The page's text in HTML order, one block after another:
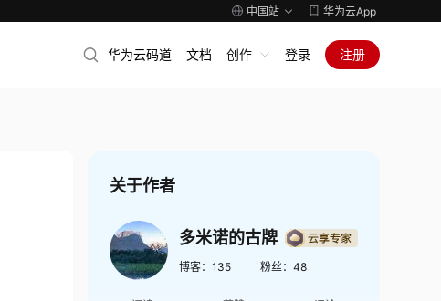
中国站 华为云App
华为云码道 文档 创作 登录 注册
关于作者
多米诺的古牌
博客： 135 粉丝： 48